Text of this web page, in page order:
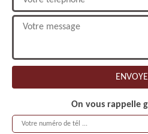
On vous rappelle